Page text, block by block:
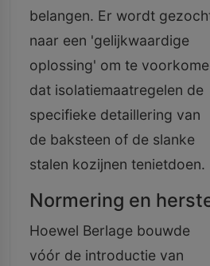
belangen. Er wordt
naar een 'gelijkwaardige
oplossing' om te
dat isolatiemaatregelen de
specifieke detaillering van
de baksteen of de slanke
stalen kozijnen tenietdoen.
Normering en
Hoewel Berlage bouwde
vóór de introductie van